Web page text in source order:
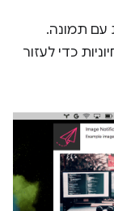
עם תמונה.
כדי לעזור